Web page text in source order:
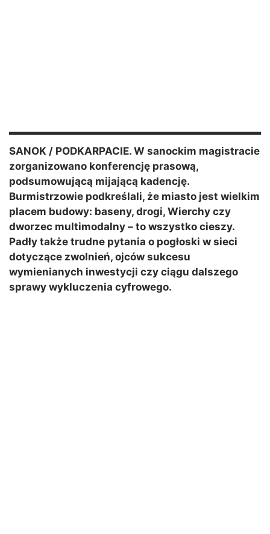
SANOK / PODKARPACIE. W sanockim magistracie
zorganizowano konferencję prasową,
podsumowującą mijającą kadencję.
Burmistrzowie podkreślali, że miasto jest wielkim
placem budowy: baseny, drogi, Wierchy czy
dworzec multimodalny – to wszystko cieszy.
Padły także trudne pytania o pogłoski w sieci
dotyczące zwolnień, ojców sukcesu
wymienianych inwestycji czy ciągu dalszego
sprawy wykluczenia cyfrowego.